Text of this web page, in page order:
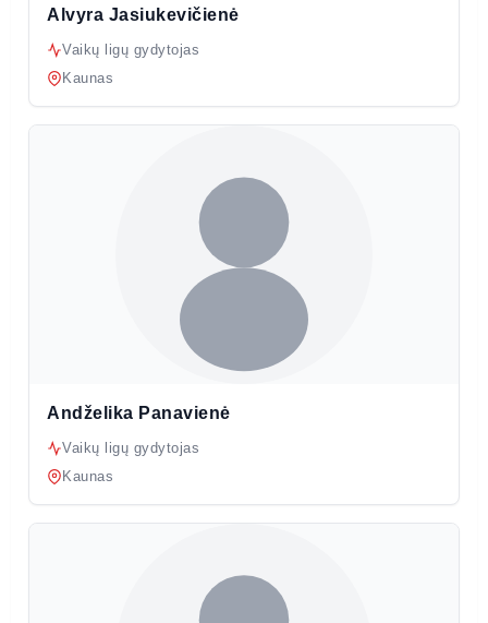
Alvyra Jasiukevičienė
Vaikų ligų gydytojas
Kaunas
Andželika Panavienė
Vaikų ligų gydytojas
Kaunas